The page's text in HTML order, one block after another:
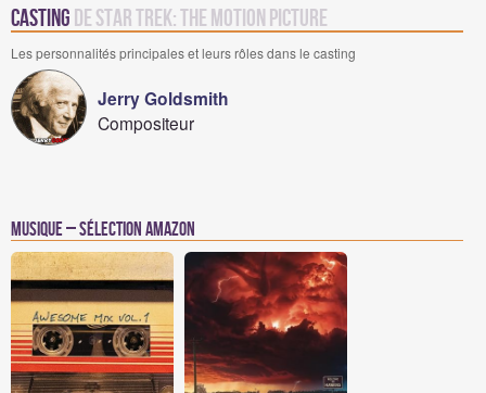
Casting de Star Trek: The Motion Picture
Les personnalités principales et leurs rôles dans le casting
Jerry Goldsmith
Compositeur
Musique – Sélection Amazon